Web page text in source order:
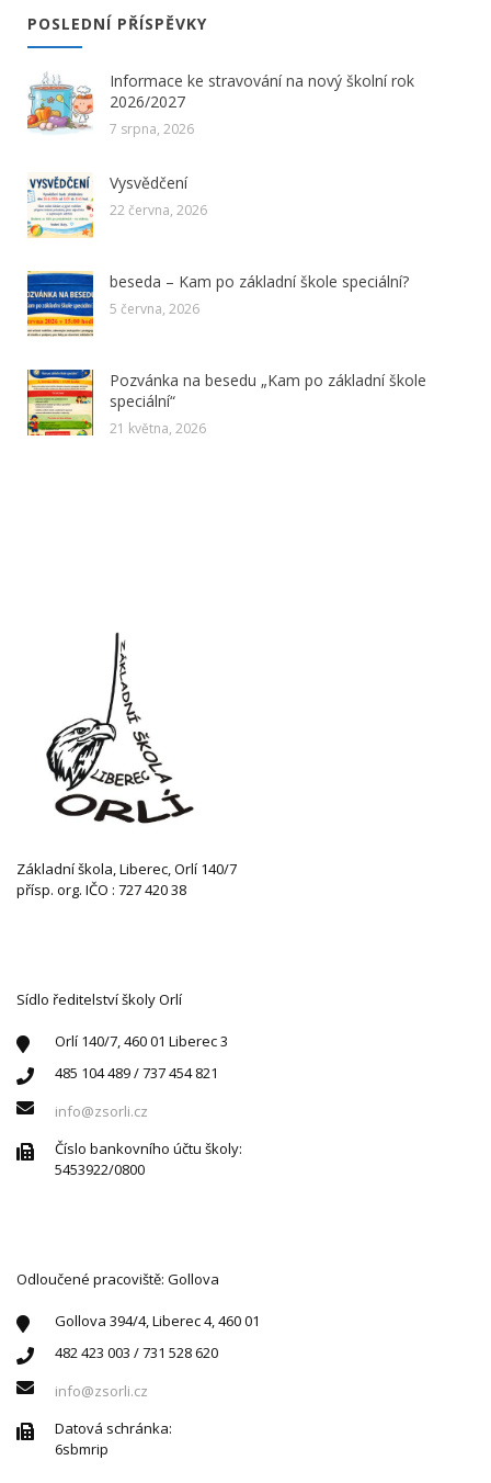
POSLEDNÍ PŘÍSPĚVKY
Informace ke stravování na nový školní rok
2026/2027
7 srpna, 2026
Vysvědčení
22 června, 2026
beseda – Kam po základní škole speciální?
5 června, 2026
Pozvánka na besedu „Kam po základní škole
speciální“
21 května, 2026
Základní škola, Liberec, Orlí 140/7
přísp. org. IČO : 727 420 38
Sídlo ředitelství školy Orlí
Orlí 140/7, 460 01 Liberec 3
485 104 489 / 737 454 821
info@zsorli.cz
Číslo bankovního účtu školy:
5453922/0800
Odloučené pracoviště: Gollova
Gollova 394/4, Liberec 4, 460 01
482 423 003 / 731 528 620
info@zsorli.cz
Datová schránka:
6sbmrip